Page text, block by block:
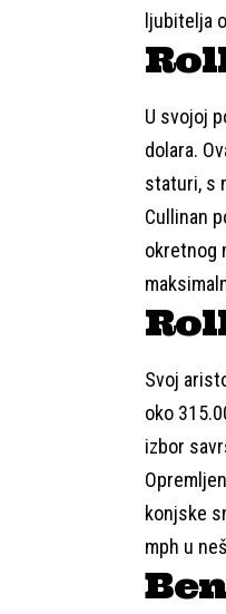
ljubitelja
U svojoj
dolara.
staturi, s
Cullinan
okretnog
Svoj
oko
izbor
konjske
mph u